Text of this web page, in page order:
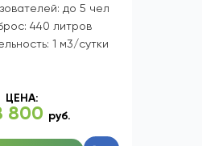
до 5 чел
440 литров
1 м3/сутки
ЦЕНА:
800 руб.